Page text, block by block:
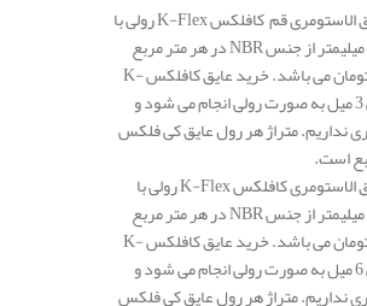
قیمت عایق الاستومری قم کافلکس K-Flex رولی با
ضخامت 3 میلیمتر از جنس NBR در هر متر مربع
275.000 تومان می باشد. خرید عایق کافلکس K-
Flex رولی 3 میل به صورت رولی انجام می شود و
نداریم. متراژ هر رول عایق کی فلکس
قیمت عایق الاستومری کافلکس K-Flex رولی با
ضخامت 6 میلیمتر از جنس NBR در هر متر مربع
407.000 تومان می باشد. خرید عایق کافلکس K-
Flex رولی 6 میل به صورت رولی انجام می شود و
نداریم. متراژ هر رول عایق کی فلکس